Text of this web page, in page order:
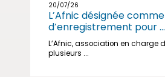
20/07/26
L’Afnic désignée
d’enregistrement pour ...
L’Afnic, association en charge
plusieurs ...